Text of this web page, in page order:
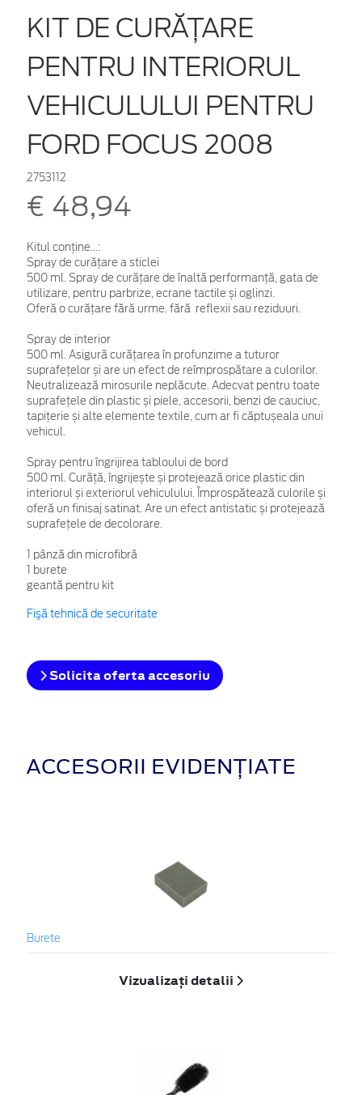
KIT DE CURĂȚARE
PENTRU INTERIORUL
VEHICULULUI PENTRU
FORD FOCUS 2008
2753112
€ 48,94
Kitul conține...:
Spray de curățare a sticlei
500 ml. Spray de curățare de înaltă performanță, gata de
utilizare, pentru parbrize, ecrane tactile și oglinzi.
Oferă o curățare fără urme. fără reflexii sau reziduuri.
Spray de interior
500 ml. Asigură curățarea în profunzime a tuturor
suprafețelor și are un efect de reîmprospătare a culorilor.
Neutralizează mirosurile neplăcute. Adecvat pentru toate
suprafețele din plastic și piele, accesorii, benzi de cauciuc,
tapițerie și alte elemente textile, cum ar fi căptușeala unui
vehicul.
Spray pentru îngrijirea tabloului de bord
500 ml. Curăță, îngrijește și protejează orice plastic din
interiorul și exteriorul vehiculului. Împrospătează culorile și
oferă un finisaj satinat. Are un efect antistatic și protejează
suprafețele de decolorare.
1 pânză din microfibră
1 burete
geantă pentru kit
Fişă tehnică de securitate
Solicita oferta accesoriu
ACCESORII EVIDENȚIATE
Burete
Vizualizați detalii